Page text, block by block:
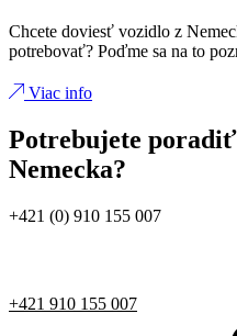
Chcete doviesť vozidlo z
potrebovať? Poďme sa na to
Viac info
Potrebujete poradiť
Nemecka?
+421 (0) 910 155 007
+421 910 155 007